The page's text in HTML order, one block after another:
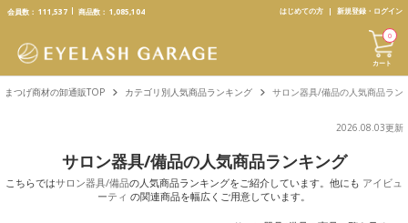
text.skipToContent
text.skipToNavigation
会員数： 111,537 商品数： 1,085,104 はじめての方 新規登録・ログイン
カート
0
まつげ商材の卸通販TOP カテゴリ別人気商品ランキング サロン器具/備品の人気商品ラン
2026.08.03更新
サロン器具/備品の人気商品ランキング
こちらではサロン器具/備品の人気商品ランキングをご紹介しています。他にも アイビュ
ーティ の関連商品を幅広くご用意しています。